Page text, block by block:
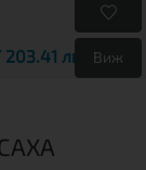
лв. Виж